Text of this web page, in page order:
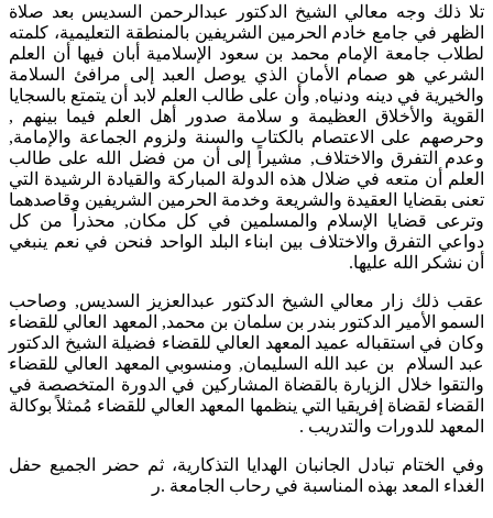
تلا ذلك وجه معالي الشيخ الدكتور عبدالرحمن السديس بعد صلاة
الظهر في جامع خادم الحرمين الشريفين بالمنطقة التعليمية، كلمته
لطلاب جامعة الإمام محمد بن سعود الإسلامية أبان فيها أن العلم
الشرعي هو صمام الأمان الذي يوصل العبد إلى مرافئ السلامة
والخيرية في دينه ودنياه, وأن على طالب العلم لابد أن يتمتع بالسجايا
القوية والأخلاق العظيمة و سلامة صدور أهل العلم فيما بينهم ,
وحرصهم على الاعتصام بالكتاب والسنة ولزوم الجماعة والإمامة,
وعدم التفرق والاختلاف, مشيراً إلى أن من فضل الله على طالب
العلم أن متعه في ضلال هذه الدولة المباركة والقيادة الرشيدة التي
تعنى بقضايا العقيدة والشريعة وخدمة الحرمين الشريفين وقاصدهما
وترعى قضايا الإسلام والمسلمين في كل مكان, محذراً من كل
دواعي التفرق والاختلاف بين ابناء البلد الواحد فنحن في نعم ينبغي
أن نشكر الله عليها.
عقب ذلك زار معالي الشيخ الدكتور عبدالعزيز السديس, وصاحب
السمو الأمير الدكتور بندر بن سلمان بن محمد, المعهد العالي للقضاء
وكان في استقباله عميد المعهد العالي للقضاء فضيلة الشيخ الدكتور
عبد السلام بن عبد الله السليمان, ومنسوبي المعهد العالي للقضاء
والتقوا خلال الزيارة بالقضاة المشاركين في الدورة المتخصصة في
القضاء لقضاة إفريقيا التي ينظمها المعهد العالي للقضاء مُمثلاً بوكالة
المعهد للدورات والتدريب .
وفي الختام تبادل الجانبان الهدايا التذكارية، ثم حضر الجميع حفل
الغداء المعد بهذه المناسبة في رحاب الجامعة .ر